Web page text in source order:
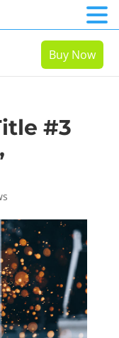
Buy Now
#3